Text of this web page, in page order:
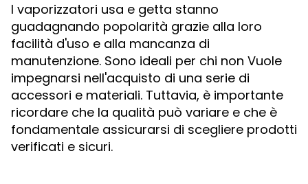
I vaporizzatori usa e getta stanno
guadagnando popolarità grazie alla loro
facilità d'uso e alla mancanza di
manutenzione. Sono ideali per chi non Vuole
impegnarsi nell'acquisto di una serie di
accessori e materiali. Tuttavia, è importante
ricordare che la qualità può variare e che è
fondamentale assicurarsi di scegliere prodotti
verificati e sicuri.